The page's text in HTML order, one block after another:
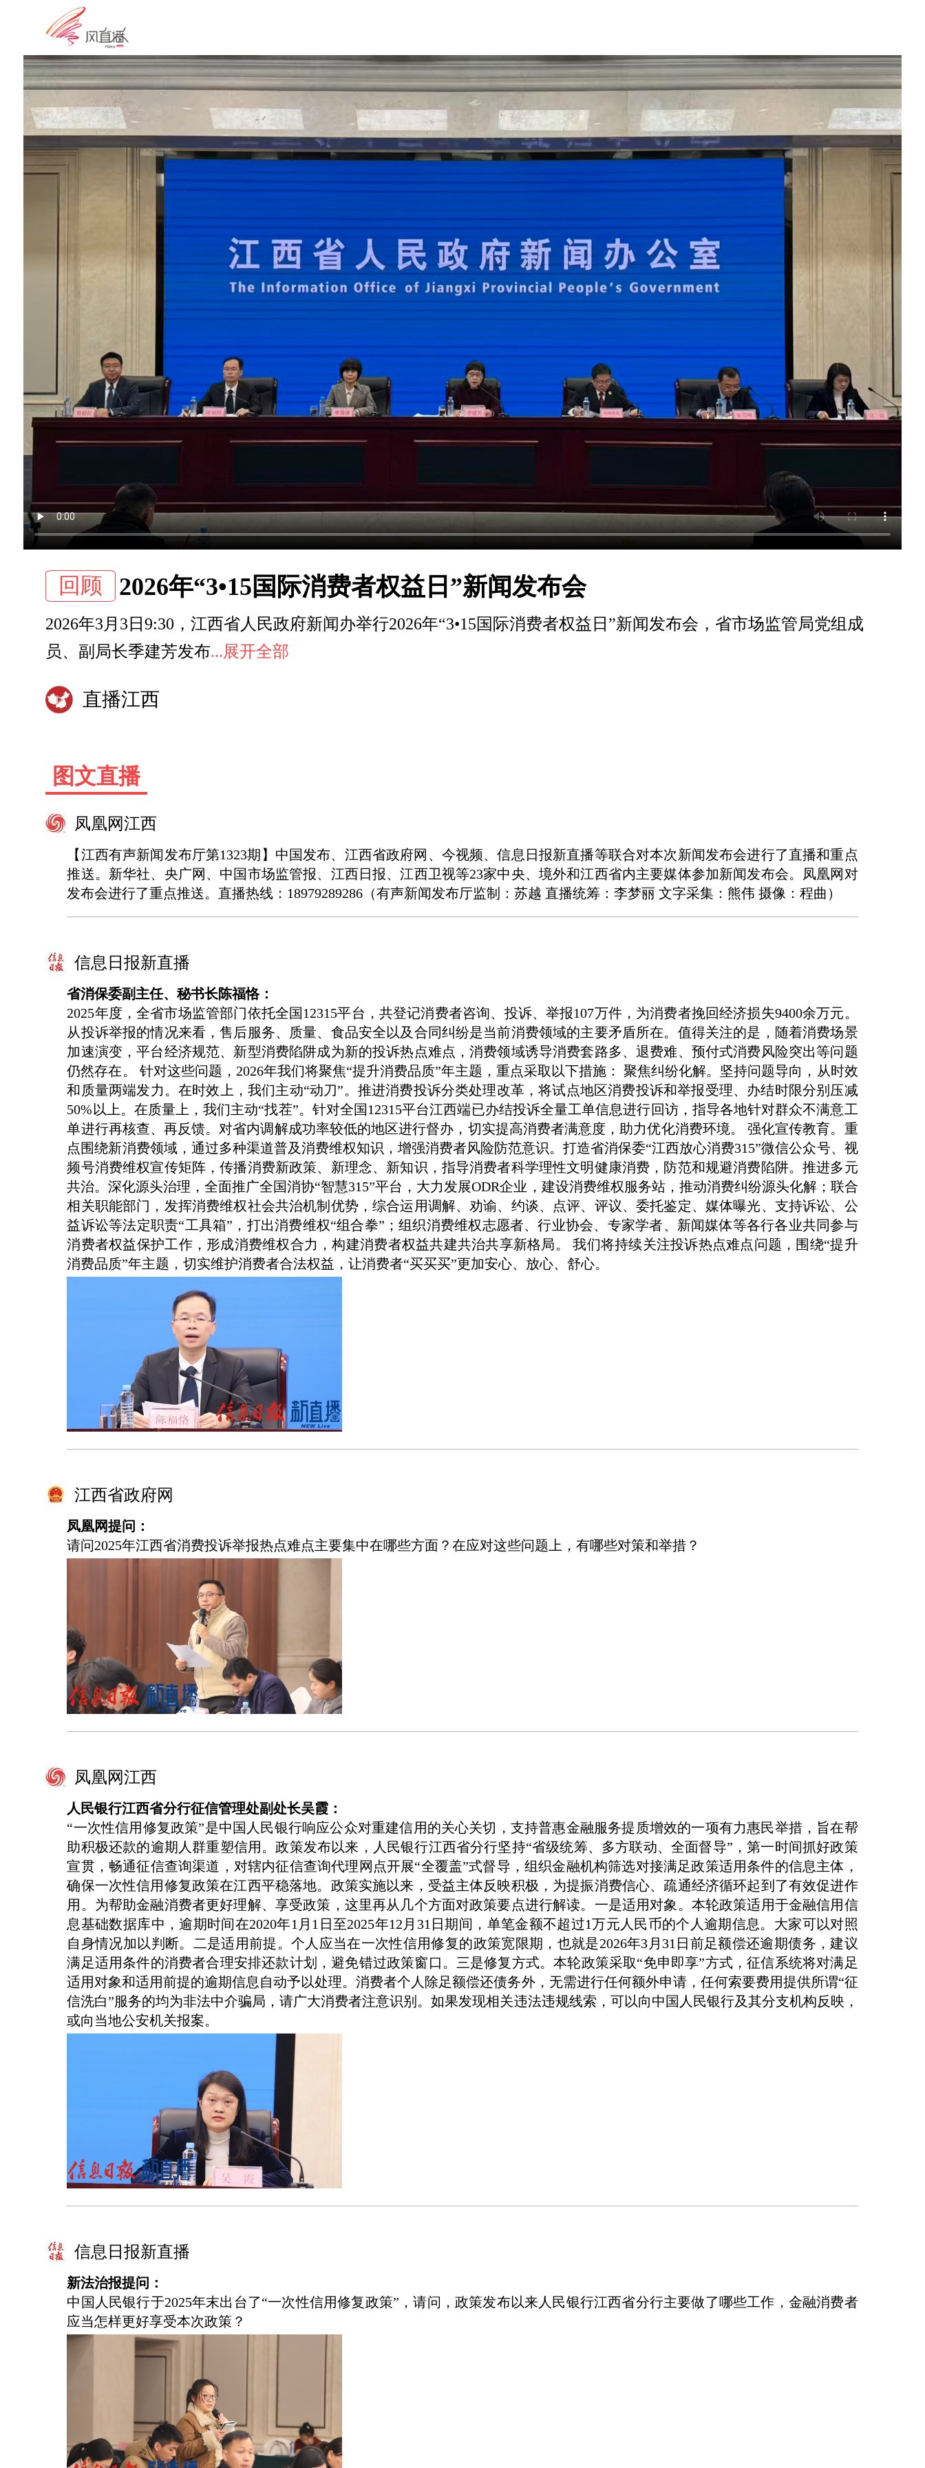
回顾 2026年“3•15国际消费者权益日”新闻发布会
2026年3月3日9:30，江西省人民政府新闻办举行2026年“3•15国际消费者权益日”新闻发布会，省市场监管局党组成
员、副局长季建芳发布...展开全部
直播江西
图文直播
凤凰网江西
【江西有声新闻发布厅第1323期】中国发布、江西省政府网、今视频、信息日报新直播等联合对本次新闻发布会进行了直播和重点
推送。新华社、央广网、中国市场监管报、江西日报、江西卫视等23家中央、境外和江西省内主要媒体参加新闻发布会。凤凰网对
发布会进行了重点推送。直播热线：18979289286（有声新闻发布厅监制：苏越 直播统筹：李梦丽 文字采集：熊伟 摄像：程曲）
信息日报新直播
省消保委副主任、秘书长陈福恪：
2025年度，全省市场监管部门依托全国12315平台，共登记消费者咨询、投诉、举报107万件，为消费者挽回经济损失9400余万元。
从投诉举报的情况来看，售后服务、质量、食品安全以及合同纠纷是当前消费领域的主要矛盾所在。值得关注的是，随着消费场景
加速演变，平台经济规范、新型消费陷阱成为新的投诉热点难点，消费领域诱导消费套路多、退费难、预付式消费风险突出等问题
仍然存在。 针对这些问题，2026年我们将聚焦“提升消费品质”年主题，重点采取以下措施： 聚焦纠纷化解。坚持问题导向，从时效
和质量两端发力。在时效上，我们主动“动刀”。推进消费投诉分类处理改革，将试点地区消费投诉和举报受理、办结时限分别压减
50%以上。在质量上，我们主动“找茬”。针对全国12315平台江西端已办结投诉全量工单信息进行回访，指导各地针对群众不满意工
单进行再核查、再反馈。对省内调解成功率较低的地区进行督办，切实提高消费者满意度，助力优化消费环境。 强化宣传教育。重
点围绕新消费领域，通过多种渠道普及消费维权知识，增强消费者风险防范意识。打造省消保委“江西放心消费315”微信公众号、视
频号消费维权宣传矩阵，传播消费新政策、新理念、新知识，指导消费者科学理性文明健康消费，防范和规避消费陷阱。推进多元
共治。深化源头治理，全面推广全国消协“智慧315”平台，大力发展ODR企业，建设消费维权服务站，推动消费纠纷源头化解；联合
相关职能部门，发挥消费维权社会共治机制优势，综合运用调解、劝谕、约谈、点评、评议、委托鉴定、媒体曝光、支持诉讼、公
益诉讼等法定职责“工具箱”，打出消费维权“组合拳”；组织消费维权志愿者、行业协会、专家学者、新闻媒体等各行各业共同参与
消费者权益保护工作，形成消费维权合力，构建消费者权益共建共治共享新格局。 我们将持续关注投诉热点难点问题，围绕“提升
消费品质”年主题，切实维护消费者合法权益，让消费者“买买买”更加安心、放心、舒心。
江西省政府网
凤凰网提问：
请问2025年江西省消费投诉举报热点难点主要集中在哪些方面？在应对这些问题上，有哪些对策和举措？
凤凰网江西
人民银行江西省分行征信管理处副处长吴霞：
“一次性信用修复政策”是中国人民银行响应公众对重建信用的关心关切，支持普惠金融服务提质增效的一项有力惠民举措，旨在帮
助积极还款的逾期人群重塑信用。政策发布以来，人民银行江西省分行坚持“省级统筹、多方联动、全面督导”，第一时间抓好政策
宣贯，畅通征信查询渠道，对辖内征信查询代理网点开展“全覆盖”式督导，组织金融机构筛选对接满足政策适用条件的信息主体，
确保一次性信用修复政策在江西平稳落地。政策实施以来，受益主体反映积极，为提振消费信心、疏通经济循环起到了有效促进作
用。为帮助金融消费者更好理解、享受政策，这里再从几个方面对政策要点进行解读。一是适用对象。本轮政策适用于金融信用信
息基础数据库中，逾期时间在2020年1月1日至2025年12月31日期间，单笔金额不超过1万元人民币的个人逾期信息。大家可以对照
自身情况加以判断。二是适用前提。个人应当在一次性信用修复的政策宽限期，也就是2026年3月31日前足额偿还逾期债务，建议
满足适用条件的消费者合理安排还款计划，避免错过政策窗口。三是修复方式。本轮政策采取“免申即享”方式，征信系统将对满足
适用对象和适用前提的逾期信息自动予以处理。消费者个人除足额偿还债务外，无需进行任何额外申请，任何索要费用提供所谓“征
信洗白”服务的均为非法中介骗局，请广大消费者注意识别。如果发现相关违法违规线索，可以向中国人民银行及其分支机构反映，
或向当地公安机关报案。
信息日报新直播
新法治报提问：
中国人民银行于2025年末出台了“一次性信用修复政策”，请问，政策发布以来人民银行江西省分行主要做了哪些工作，金融消费者
应当怎样更好享受本次政策？